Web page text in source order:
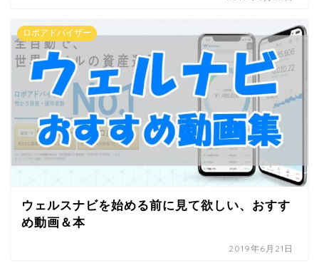
ロボアドバイザー
ウェルスナビを始める前に見て欲しい、おすす
め動画＆本
2019年6月21日